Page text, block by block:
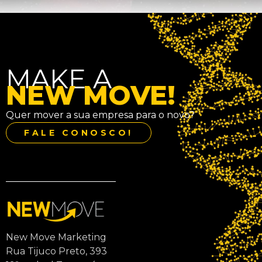
MAKE A
NEW MOVE!
Quer mover a sua empresa para o novo?
FALE CONOSCO!
New Move Marketing
Rua Tijuco Preto, 393